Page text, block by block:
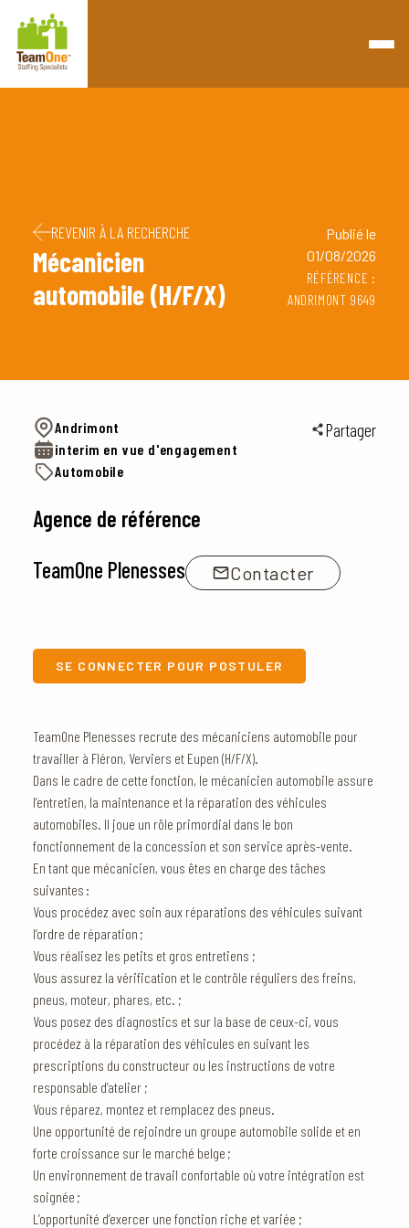
Retourner à la page d'accueil
REVENIR À LA RECHERCHE
Mécanicien
automobile (H/F/X)
Publié le
01/08/2026
RÉFÉRENCE :
ANDRIMONT 9649
Andrimont
interim en vue d'engagement
Automobile
Partager
Agence de référence
TeamOne Plenesses
Contacter
SE CONNECTER POUR POSTULER
TeamOne Plenesses recrute des mécaniciens automobile pour
travailler à Fléron, Verviers et Eupen (H/F/X).
Dans le cadre de cette fonction, le mécanicien automobile assure
l’entretien, la maintenance et la réparation des véhicules
automobiles. Il joue un rôle primordial dans le bon
fonctionnement de la concession et son service après-vente.
En tant que mécanicien, vous êtes en charge des tâches
suivantes :
Vous procédez avec soin aux réparations des véhicules suivant
l’ordre de réparation ;
Vous réalisez les petits et gros entretiens ;
Vous assurez la vérification et le contrôle réguliers des freins,
pneus, moteur, phares, etc. ;
Vous posez des diagnostics et sur la base de ceux-ci, vous
procédez à la réparation des véhicules en suivant les
prescriptions du constructeur ou les instructions de votre
responsable d’atelier ;
Vous réparez, montez et remplacez des pneus.
Une opportunité de rejoindre un groupe automobile solide et en
forte croissance sur le marché belge ;
Un environnement de travail confortable où votre intégration est
soignée ;
L’opportunité d’exercer une fonction riche et variée ;